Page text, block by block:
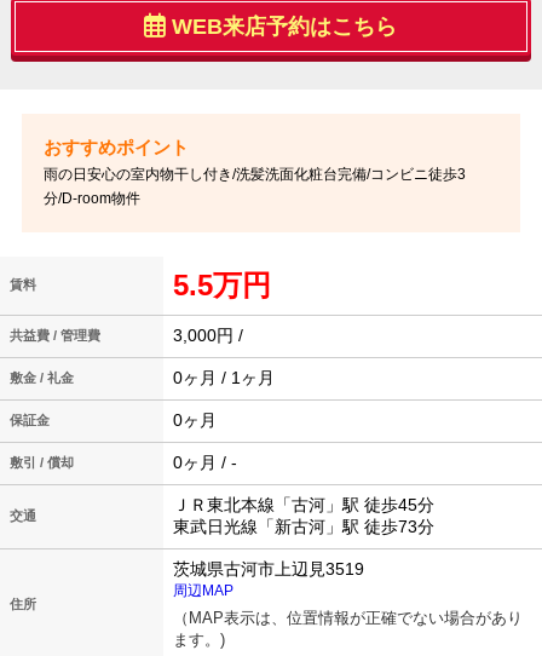
WEB来店予約はこちら
雨の日安心の室内物干し付き/洗髪洗面化粧台完備/コンビニ徒歩3
分/D-room物件
賃料 5.5万円
共益費 / 管理費 3,000円 /
敷金 / 礼金 0ヶ月 / 1ヶ月
保証金 0ヶ月
敷引 / 償却 0ヶ月 / -
交通
ＪＲ東北本線「古河」駅 徒歩45分
東武日光線「新古河」駅 徒歩73分
住所
茨城県古河市上辺見3519
周辺MAP
（MAP表示は、位置情報が正確でない場合があり
ます。)